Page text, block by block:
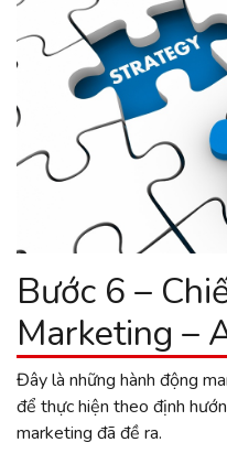
Bước 6 –
Marketing –
Đây là những hành động
để thực hiện theo định
marketing đã đề ra.